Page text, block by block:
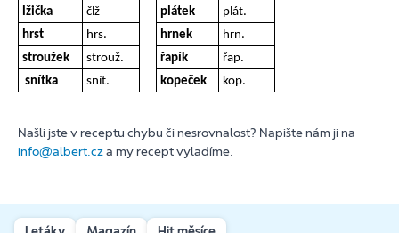
lžička
člž plátek
plát.
hrst
hrs. hrnek
hrn.
stroužek
strouž. řapík
řap.
snítka
snít. kopeček kop.
Našli jste v receptu chybu či nesrovnalost? Napište nám ji na
info@albert.cza my recept vyladíme.